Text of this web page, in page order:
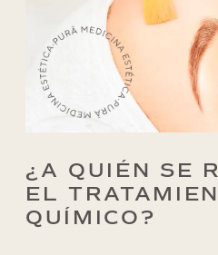
¿A QUIÉN SE
EL
QUÍMICO?